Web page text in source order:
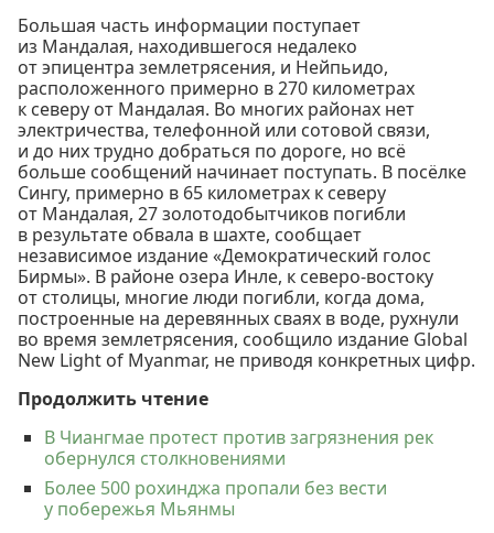
Большая часть информации поступает
из Мандалая, находившегося недалеко
от эпицентра землетрясения, и Нейпьидо,
расположенного примерно в 270 километрах
к северу от Мандалая. Во многих районах нет
электричества, телефонной или сотовой связи,
и до них трудно добраться по дороге, но всё
больше сообщений начинает поступать. В посёлке
Сингу, примерно в 65 километрах к северу
от Мандалая, 27 золотодобытчиков погибли
в результате обвала в шахте, сообщает
независимое издание «Демократический голос
Бирмы». В районе озера Инле, к северо-востоку
от столицы, многие люди погибли, когда дома,
построенные на деревянных сваях в воде, рухнули
во время землетрясения, сообщило издание Global
New Light of Myanmar, не приводя конкретных цифр.
Продолжить чтение
В Чиангмае протест против загрязнения рек
обернулся столкновениями
Более 500 рохинджа пропали без вести
у побережья Мьянмы